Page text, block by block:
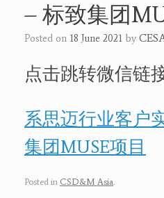
– 标致集团
Posted on 18 June 2021 by
点击跳转微信链
系思迈行业客户
集团MUSE项目
Posted in CSD&M Asia